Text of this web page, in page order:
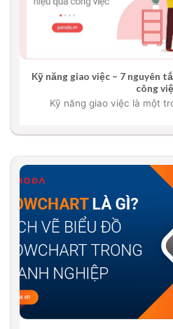
Kỹ năng giao việc – 7 nguyên
công
Kỹ năng giao việc là một